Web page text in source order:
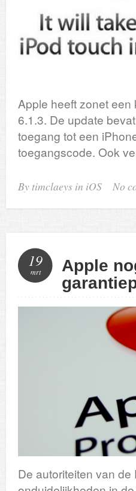
Apple heeft zonet
6.1.3. De update
toegang tot een
toegangscode. Ook
By timclaeys in iOS No
19
mrt
Apple
De autoriteiten van